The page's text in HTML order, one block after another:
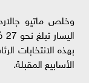
وخلص ماتيو
بهذه الانتخابات
الأسابيع المقبلة.